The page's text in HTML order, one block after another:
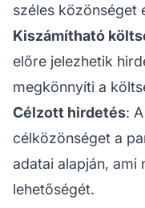
széles közönséget
Kiszámítható
előre jelezhetik
megkönnyíti a
Célzott hirdetés:
célközönséget a
adatai alapján, ami
lehetőségét.